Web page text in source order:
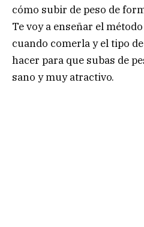
cómo subir de peso de
Te voy a enseñar el
cuando comerla y el tipo
hacer para que subas de
sano y muy atractivo.